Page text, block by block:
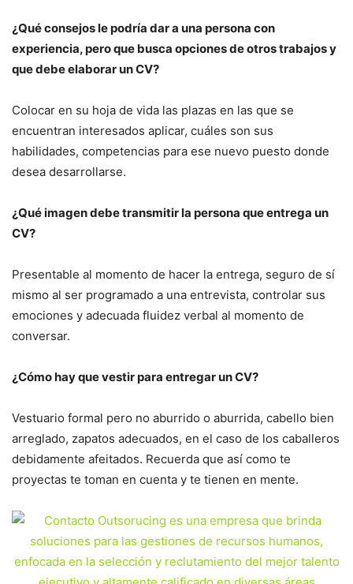
¿Qué consejos le podría dar a una persona con
experiencia, pero que busca opciones de otros trabajos y
que debe elaborar un CV?
Colocar en su hoja de vida las plazas en las que se
encuentran interesados aplicar, cuáles son sus
habilidades, competencias para ese nuevo puesto donde
desea desarrollarse.
¿Qué imagen debe transmitir la persona que entrega un
CV?
Presentable al momento de hacer la entrega, seguro de sí
mismo al ser programado a una entrevista, controlar sus
emociones y adecuada fluidez verbal al momento de
conversar.
¿Cómo hay que vestir para entregar un CV?
Vestuario formal pero no aburrido o aburrida, cabello bien
arreglado, zapatos adecuados, en el caso de los caballeros
debidamente afeitados. Recuerda que así como te
proyectas te toman en cuenta y te tienen en mente.